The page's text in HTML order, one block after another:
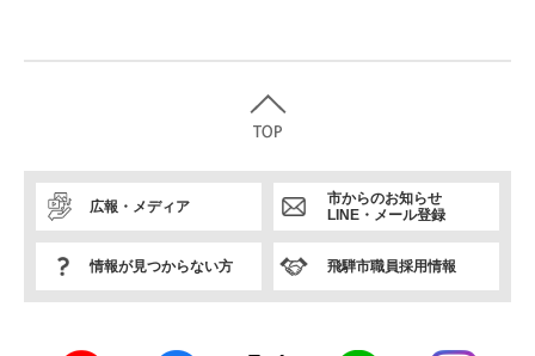
広報・メディア
市からのお知らせ
LINE・メール登録
情報が見つからない方 飛騨市職員採用情報